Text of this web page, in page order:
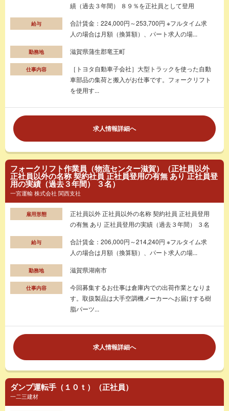
績（過去３年間） ８９％を正社員として登用
給与
合計賃金：224,000円～253,700円 ※フルタイム求
人の場合は月額（換算額）、パート求人の場...
勤務地 滋賀県蒲生郡竜王町
仕事内容
［トヨタ自動車子会社］大型トラックを使った自動
車部品の集荷と搬入がお仕事です。フォークリフト
を使用す...
求人情報詳細へ
フォークリフト作業員（物流センター滋賀）（正社員以外
正社員以外の名称 契約社員 正社員登用の有無 あり 正社員登
用の実績（過去３年間） ３名）
一宮運輸 株式会社 関西支社
雇用形態
正社員以外 正社員以外の名称 契約社員 正社員登用
の有無 あり 正社員登用の実績（過去３年間） ３名
給与
合計賃金：206,000円～214,240円 ※フルタイム求
人の場合は月額（換算額）、パート求人の場...
勤務地 滋賀県湖南市
仕事内容
今回募集するお仕事は倉庫内での出荷作業となりま
す。取扱製品は大手空調機メーカーへお届けする樹
脂パーツ...
求人情報詳細へ
ダンプ運転手（１０ｔ）（正社員）
一二三建材